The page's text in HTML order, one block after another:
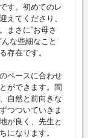
す。初めてのレ
えてくださり、
まさに“お母さ
な些細なこと
存在です。
ペースに合わせ
ができます。間
自然と前向きな
つついていきま
が良く、先生と
になります。